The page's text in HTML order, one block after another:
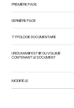
PREMIÈRE PAGE
DERNIÈRE PAGE
TYPOLOGIE DOCUMENTAIRE
URI DU MANIFEST IIIF DU VOLUME
CONTENANT LE DOCUMENT
MODIFIÉ LE